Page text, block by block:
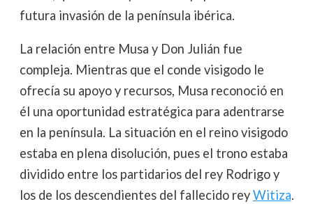
futura invasión de la península ibérica.
La relación entre Musa y Don Julián fue
compleja. Mientras que el conde visigodo le
ofrecía su apoyo y recursos, Musa reconoció en
él una oportunidad estratégica para adentrarse
en la península. La situación en el reino visigodo
estaba en plena disolución, pues el trono estaba
dividido entre los partidarios del rey Rodrigo y
los de los descendientes del fallecido reyWitiza.